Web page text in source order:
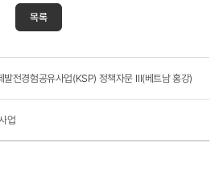
목록
발전경험공유사업(KSP) 정책자문 Ⅲ(베트남 홍강)
업